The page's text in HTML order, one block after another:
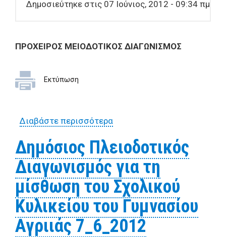
Δημοσιεύτηκε στις 07 Ιούνιος, 2012 - 09:34 πμ
ΠΡΟΧΕΙΡΟΣ ΜΕΙΟΔΟΤΙΚΟΣ ΔΙΑΓΩΝΙΣΜΟΣ
Εκτύπωση
Διαβάστε περισσότεραγια ΠΡΟΧΕΙΡΟΣ
ΔΙΑΓΩΝΙΣΜΟΣ για την
"Εκτέλεση εργασιών
συντήρησης των κεντρικών
κλιματιστικών μονάδων του
Δήμου Βόλου" 7_6_2012
Δημόσιος Πλειοδοτικός
Διαγωνισμός για τη
μίσθωση του Σχολικού
Κυλικείου του Γυμνασίου
Αγριιάς 7_6_2012